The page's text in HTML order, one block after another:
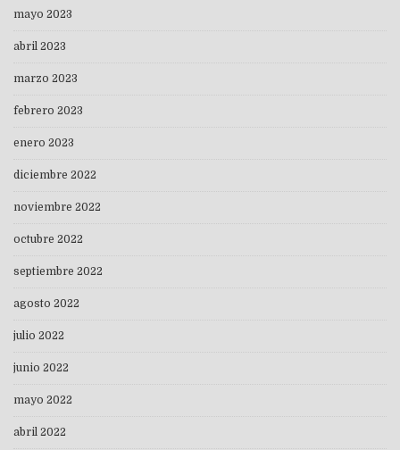
mayo 2023
abril 2023
marzo 2023
febrero 2023
enero 2023
diciembre 2022
noviembre 2022
octubre 2022
septiembre 2022
agosto 2022
julio 2022
junio 2022
mayo 2022
abril 2022